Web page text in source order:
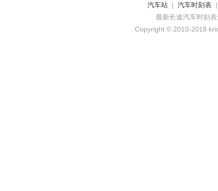
汽车站 | 汽车时刻表
最新长途汽车时刻
Copyright © 2010-2018